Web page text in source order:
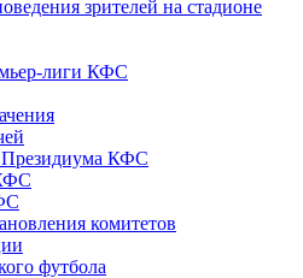
зрителей на стадионе
лиги КФС
Президиума КФС
комитетов
футбола